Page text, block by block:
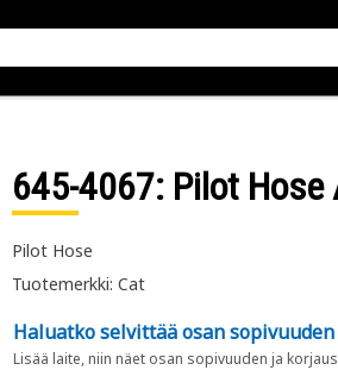
645-4067: Pilot Hose
Pilot Hose
Tuotemerkki: Cat
Haluatko selvittää osan
Lisää laite, niin näet osan sopivuuden ja